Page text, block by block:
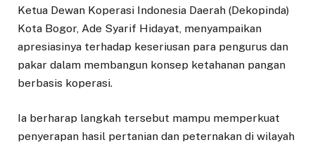
Ketua Dewan Koperasi Indonesia Daerah (Dekopinda)
Kota Bogor, Ade Syarif Hidayat, menyampaikan
apresiasinya terhadap keseriusan para pengurus dan
pakar dalam membangun konsep ketahanan pangan
berbasis koperasi.
Ia berharap langkah tersebut mampu memperkuat
penyerapan hasil pertanian dan peternakan di wilayah